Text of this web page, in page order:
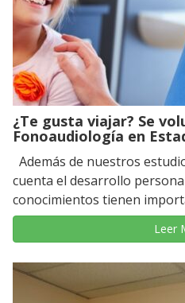
¿Te gusta viajar? Se
Fonoaudiología en
Además de nuestros
cuenta el desarrollo
conocimientos tienen
Leer